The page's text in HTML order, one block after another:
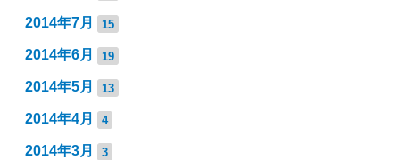
2014年7月 15
2014年6月 19
2014年5月 13
2014年4月 4
2014年3月 3